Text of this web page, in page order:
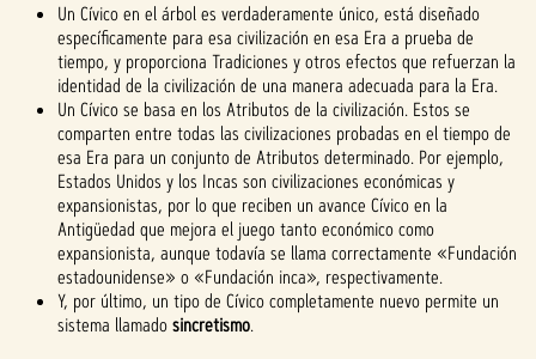
Un Cívico en el árbol es verdaderamente único, está diseñado
específicamente para esa civilización en esa Era a prueba de
tiempo, y proporciona Tradiciones y otros efectos que refuerzan la
identidad de la civilización de una manera adecuada para la Era.
Un Cívico se basa en los Atributos de la civilización. Estos se
comparten entre todas las civilizaciones probadas en el tiempo de
esa Era para un conjunto de Atributos determinado. Por ejemplo,
Estados Unidos y los Incas son civilizaciones económicas y
expansionistas, por lo que reciben un avance Cívico en la
Antigüedad que mejora el juego tanto económico como
expansionista, aunque todavía se llama correctamente «Fundación
estadounidense» o «Fundación inca», respectivamente.
Y, por último, un tipo de Cívico completamente nuevo permite un
sistema llamadosincretismo.